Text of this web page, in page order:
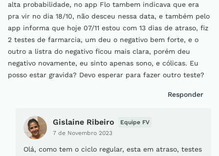
alta probabilidade, no app Flo tambem indicava que era
pra vir no dia 18/10, não desceu nessa data, e também pelo
app informa que hoje 07/11 estou com 13 dias de atraso, fiz
2 testes de farmarcia, um deu o negativo bem forte, e o
outro a listra do negativo ficou mais clara, porém deu
negativo novamente, eu sinto apenas sono, e cólicas. Eu
posso estar gravida? Devo esperar para fazer outro teste?
Responder
Gislaine Ribeiro
7 de Novembro 2023
Equipe FV
Olá, como tem o ciclo regular, esta em atraso, testes